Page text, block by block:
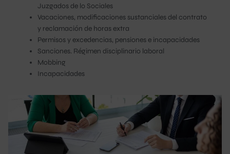
Juzgados de lo Sociales
Vacaciones, modificaciones sustanciales del contrato
y reclamación de horas extra
Permisos y excedencias, pensiones e incapacidades
Sanciones. Régimen disciplinario laboral
Mobbing
Incapacidades